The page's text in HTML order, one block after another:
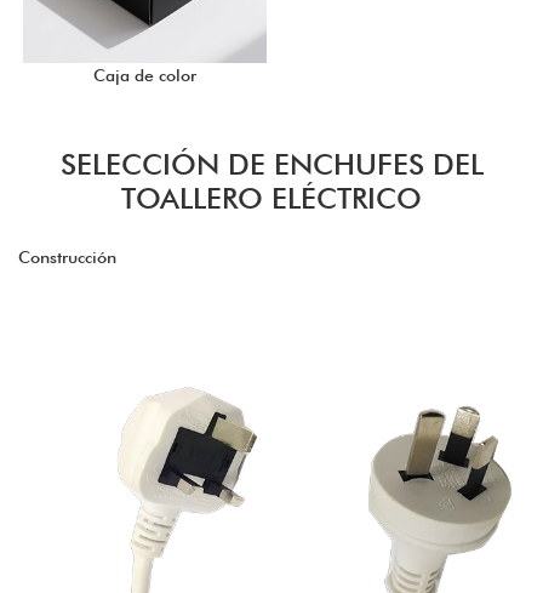
Caja de color
SELECCIÓN DE ENCHUFES DEL
TOALLERO ELÉCTRICO
Construcción